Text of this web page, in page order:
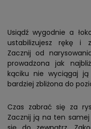
Usiądź wygodnie a
ustabilizujesz rękę i
Zacznij od
prowadzona jak
kąciku nie wyciągaj
bardziej zbliżona do
Czas zabrać się za
Zacznij ją na ten